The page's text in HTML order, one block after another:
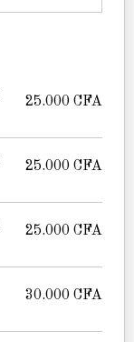
25.000 CFA
25.000 CFA
25.000 CFA
30.000 CFA